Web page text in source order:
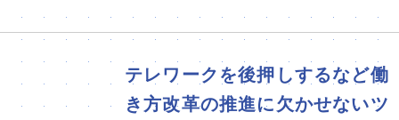
テレワークを後押しするなど働
き方改革の推進に欠かせないツ